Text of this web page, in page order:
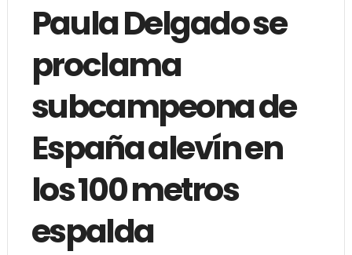
Paula Delgado se
proclama
subcampeona de
España alevín en
los 100 metros
espalda